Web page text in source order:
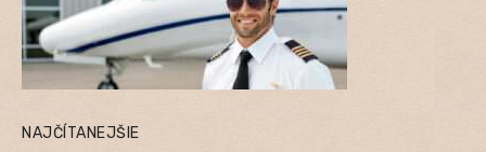
NAJČÍTANEJŠIE